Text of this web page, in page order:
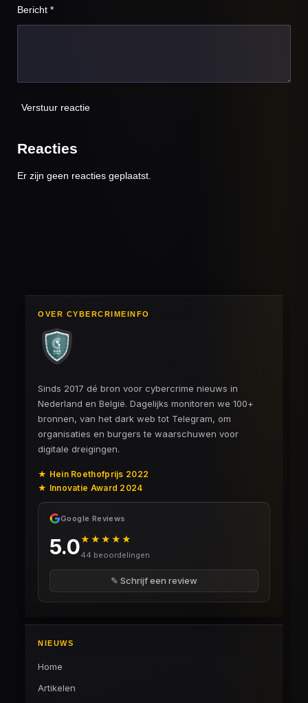
Bericht *
Verstuur reactie
Reacties
Er zijn geen reacties geplaatst.
OVER CYBERCRIMEINFO
Sinds 2017 dé bron voor cybercrime nieuws in
Nederland en België. Dagelijks monitoren we 100+
bronnen, van het dark web tot Telegram, om
organisaties en burgers te waarschuwen voor
digitale dreigingen.
★ Hein Roethofprijs 2022
★ Innovatie Award 2024
Google Reviews
5.0★★★★★
44 beoordelingen
✎ Schrijf een review
NIEUWS
Home
Artikelen